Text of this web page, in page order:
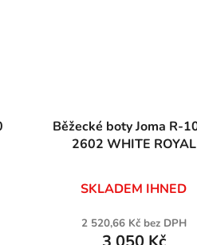
Běžecké boty Joma R-1000
2602 WHITE ROYAL
SKLADEM IHNED
2 520,66 Kč bez DPH